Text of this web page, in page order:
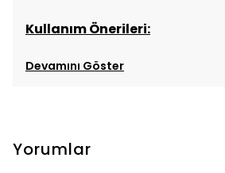
Kullanım Önerileri:
Devamını Göster
Yorumlar